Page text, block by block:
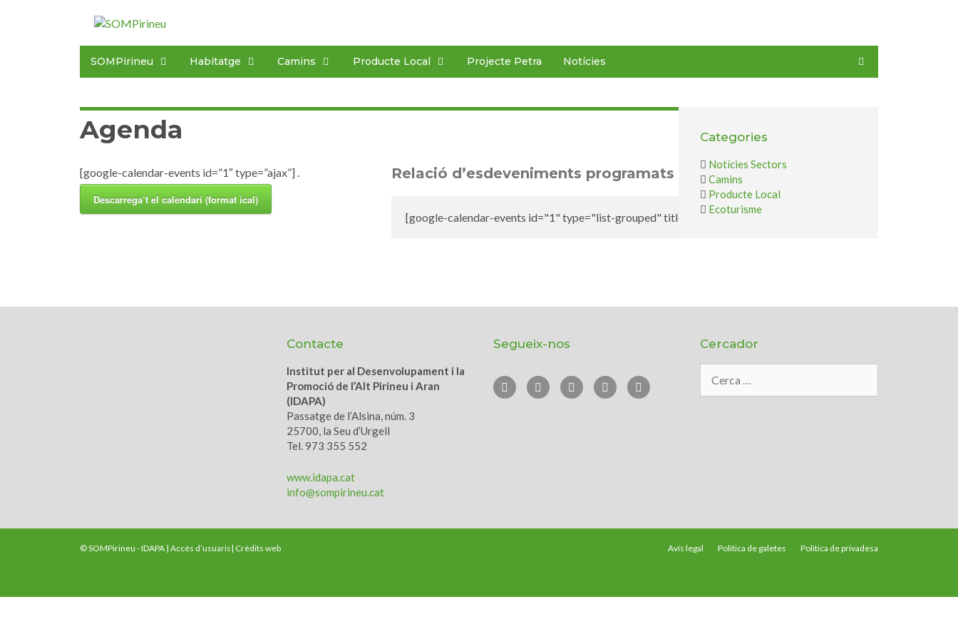
SOMPirineu Habitatge Camins Producte Local Projecte Petra Notícies
Agenda
[google-calendar-events id=”1″ type=”ajax”] .
Descarrega’t el calendari (format ical)
Relació d’esdeveniments programats
[google-calendar-events id="1" type="list-grouped" title="" max="8" order="desc"]
Categories
Notícies Sectors
Camins
Producte Local
Ecoturisme
Contacte
Institut per al Desenvolupament i la
Promoció de l’Alt Pirineu i Aran
(IDAPA)
Passatge de l’Alsina, núm. 3
25700, la Seu d’Urgell
Tel. 973 355 552
www.idapa.cat
info@sompirineu.cat
Segueix-nos Cercador
Avís legal Política de galetes Política de privadesa
© SOMPirineu - IDAPA | Accés d’usuaris| Crèdits web